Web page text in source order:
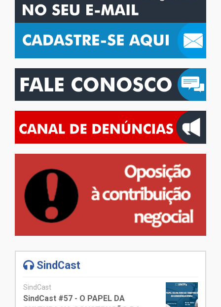
SindCast
SindCast
SindCast #57 - O PAPEL DA